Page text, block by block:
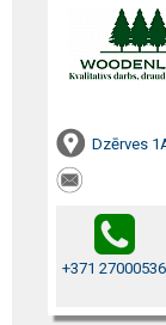
Dzērves
+371 27000536